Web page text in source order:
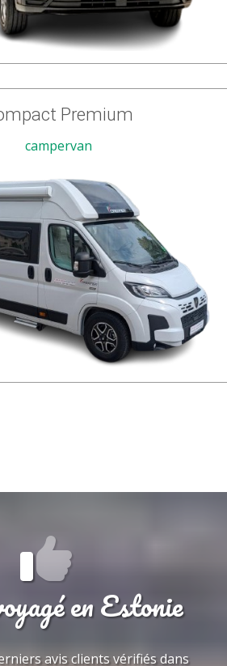
Premium
campervan
en Estonie
avis clients vérifiés dans